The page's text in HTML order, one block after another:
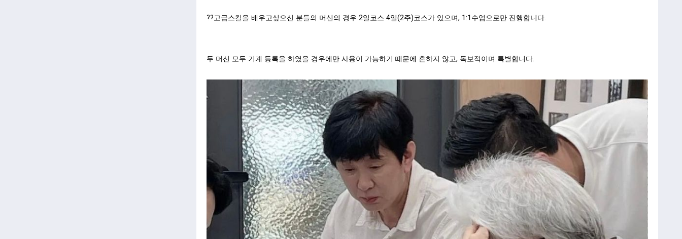
??고급스킬을 배우고싶으신 분들의 머신의 경우 2일코스 4일(2주)코스가 있으며, 1:1수업으로만 진행합니다.
두 머신 모두 기계 등록을 하였을 경우에만 사용이 가능하기 때문에 흔하지 않고, 독보적이며 특별합니다.